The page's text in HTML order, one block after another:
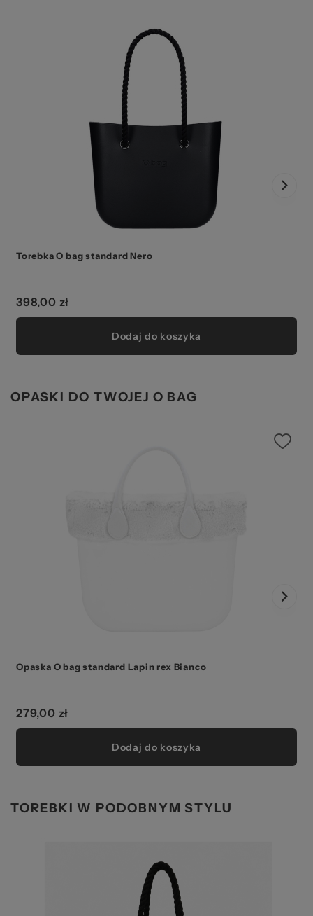
Torebka O bag standard Nero
398,00 zł
Dodaj do koszyka
OPASKI DO TWOJEJ O BAG
Opaska O bag standard Lapin rex Bianco
279,00 zł
Dodaj do koszyka
TOREBKI W PODOBNYM STYLU